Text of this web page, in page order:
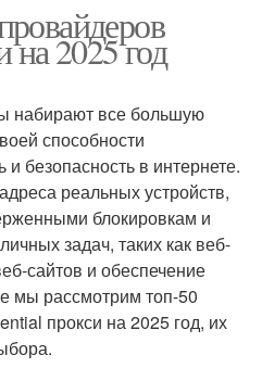
на 2025 год
набирают все большую
способности
безопасность в интернете.
реальных устройств,
блокировкам и
задач, таких как веб-
сайтов и обеспечение
мы рассмотрим топ-50
прокси на 2025 год, их